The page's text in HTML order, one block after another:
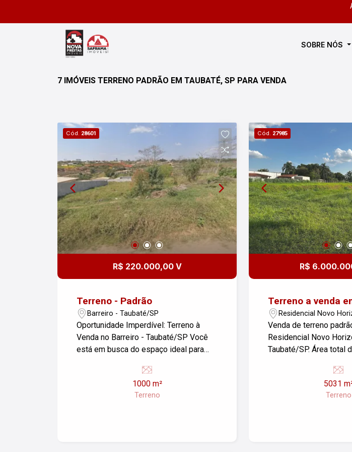
SOBRE NÓS
7 IMÓVEIS TERRENO PADRÃO EM TAUBATÉ, SP PARA VENDA
Cód. 28601
R$ 220.000,00 V
Terreno - Padrão
Barreiro - Taubaté/SP
Oportunidade Imperdível: Terreno à
Venda no Barreiro - Taubaté/SP Você
está em busca do espaço ideal para
um excelente terreno de 1.000,00m²
localizado no bairro Barreiro, em
1000 m²
Terreno
Cód. 27985
R$
Terreno a venda
Residencial Novo
Taubaté/SP
Venda de terreno
Residencial Novo
Taubaté/SP. Área total
interessado ou precisar
informações, fique à
5031
Terreno